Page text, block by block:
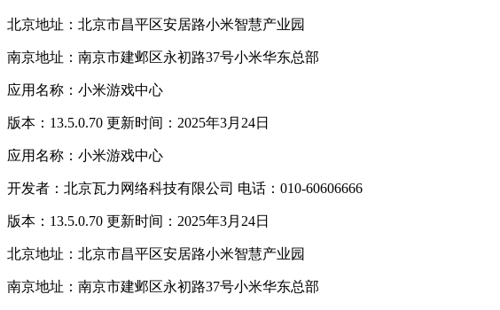
北京地址：北京市昌平区安居路小米智慧产业园
南京地址：南京市建邺区永初路37号小米华东总部
应用名称：小米游戏中心
版本：13.5.0.70 更新时间：2025年3月24日
应用名称：小米游戏中心
开发者：北京瓦力网络科技有限公司 电话：010-60606666
版本：13.5.0.70 更新时间：2025年3月24日
北京地址：北京市昌平区安居路小米智慧产业园
南京地址：南京市建邺区永初路37号小米华东总部